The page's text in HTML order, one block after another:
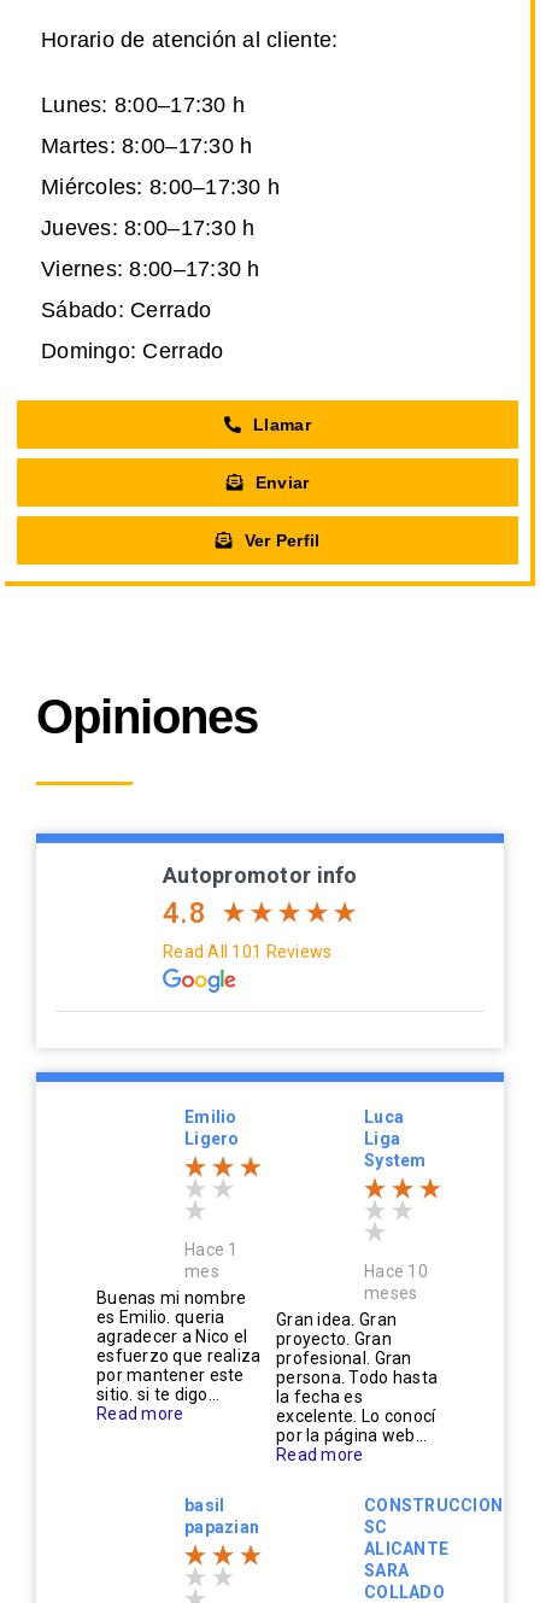
Horario de atención al cliente:
Lunes: 8:00–17:30 h
Martes: 8:00–17:30 h
Miércoles: 8:00–17:30 h
Jueves: 8:00–17:30 h
Viernes: 8:00–17:30 h
Sábado: Cerrado
Domingo: Cerrado
Llamar
Enviar
Ver Perfil
Opiniones
Autopromotor info
4.8
Read All 101 Reviews
Emilio
Ligero
Hace 1
mes
Buenas mi nombre
es Emilio. queria
agradecer a Nico el
esfuerzo que realiza
por mantener este
sitio. si te digo...
Read more
Luca
Liga
System
Hace 10
meses
Gran idea. Gran
proyecto. Gran
profesional. Gran
persona. Todo hasta
la fecha es
excelente. Lo conocí
por la página web...
Read more
basil
papazian
CONSTRUCCIONES
SC
ALICANTE
SARA
COLLADO